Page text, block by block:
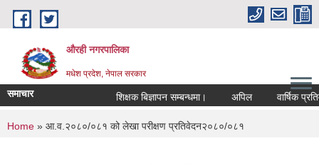
Skip to main content
औरही नगरपालिका
मधेश प्रदेश, नेपाल सरकार
समाचार शिक्षक बिज्ञापन सम्बन्धमा। अपिल वार्षिक
You are here
Home » आ.व.२०८०/०८१ को लेखा परीक्षण प्रतिवेदन२०८०/०८१